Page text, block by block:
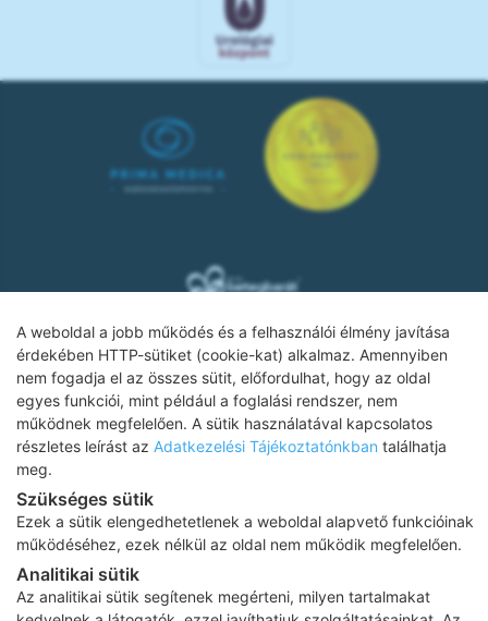
A weboldal a jobb működés és a felhasználói élmény javítása
érdekében HTTP-sütiket (cookie-kat) alkalmaz. Amennyiben
nem fogadja el az összes sütit, előfordulhat, hogy az oldal
egyes funkciói, mint például a foglalási rendszer, nem
működnek megfelelően. A sütik használatával kapcsolatos
részletes leírást az Adatkezelési Tájékoztatónkban találhatja
meg.
Szükséges sütik
Ezek a sütik elengedhetetlenek a weboldal alapvető funkcióinak
működéséhez, ezek nélkül az oldal nem működik megfelelően.
Analitikai sütik
Az analitikai sütik segítenek megérteni, milyen tartalmakat
Adatkezelési tájékoztató
Impresszum
Karrier
Az oldalon feltüntetett árak az ÁFÁ-t tartalmazzák!
A képek a Shutterstock.com és a Canva.com
licence alapján